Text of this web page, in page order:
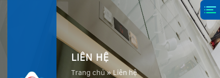
LIÊN HỆ
Trang chủ»Liên hệ